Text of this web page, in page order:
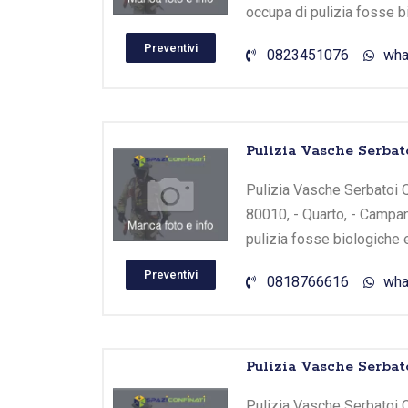
Preventivi
occupa di pulizia fosse
0823451076
Preventivi
Pulizia Vasche
Pulizia Vasche Serbatoi
80010, - Quarto, -
pulizia fosse biologiche
0818766616
Pulizia Vasche